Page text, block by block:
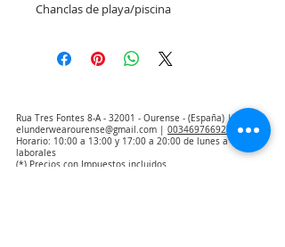
Chanclas de playa/piscina
Rua Tres Fontes 8-A - 32001 - Ourense - (España) |
elunderwearourense@gmail.com
0034697669271
Horario: 10:00 a 13:00 y 17:00 a 20:00 de lunes a viernes
laborales
(*) Precios con Impuestos incluidos